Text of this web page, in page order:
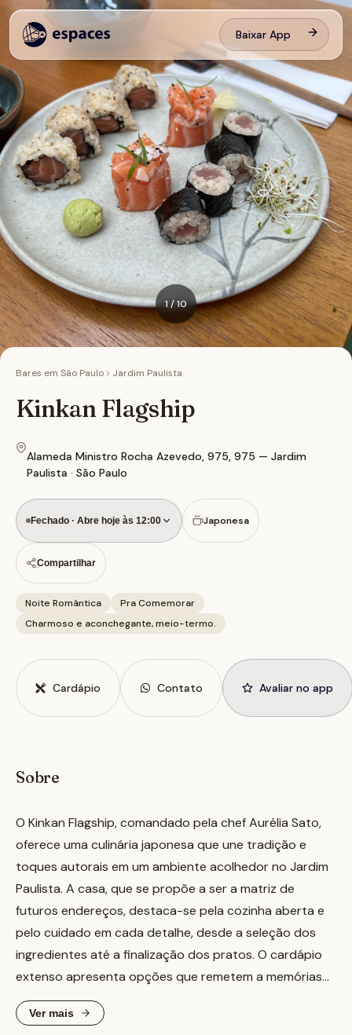
Baixar App
1/10
Bares em São Paulo Jardim Paulista
Kinkan Flagship
Alameda Ministro Rocha Azevedo, 975, 975 — Jardim
Paulista · São Paulo
Fechado · Abre hoje às 12:00 Japonesa
Compartilhar
Noite Romântica
Pra Comemorar
Charmoso e aconchegante, meio-termo.
Cardápio Contato Avaliar no app
Sobre
O Kinkan Flagship, comandado pela chef Aurélia Sato,
oferece uma culinária japonesa que une tradição e
toques autorais em um ambiente acolhedor no Jardim
Paulista. A casa, que se propõe a ser a matriz de
futuros endereços, destaca-se pela cozinha aberta e
pelo cuidado em cada detalhe, desde a seleção dos
ingredientes até a finalização dos pratos. O cardápio
extenso apresenta opções que remetem a memórias
afetivas da chef, como o Yakissoba Kinkan, o Tartar de
Atum Kinkan e o Okonomiyaki Kinkan, uma panqueca
Ver mais